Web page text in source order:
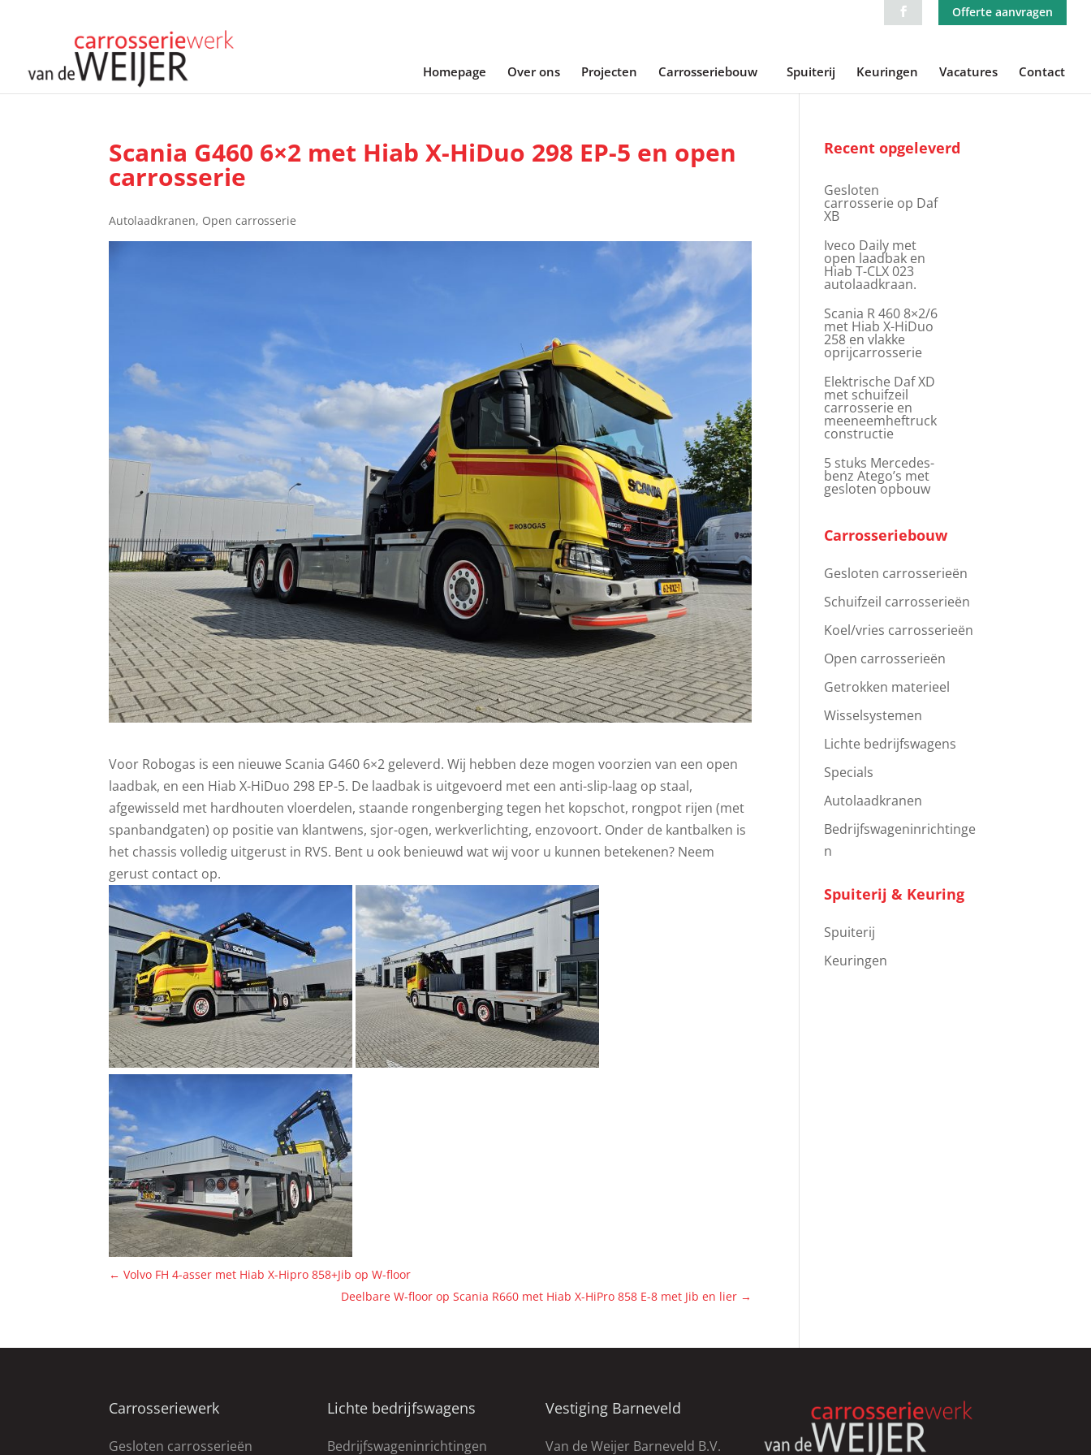
Offerte aanvragen
Homepage Over ons Projecten Carrosseriebouw Spuiterij Keuringen Vacatures Contact
Scania G460 6×2 met Hiab X-HiDuo 298 EP-5 en open
carrosserie
Autolaadkranen, Open carrosserie
Voor Robogas is een nieuwe Scania G460 6×2 geleverd. Wij hebben deze mogen voorzien van een open
laadbak, en een Hiab X-HiDuo 298 EP-5. De laadbak is uitgevoerd met een anti-slip-laag op staal,
afgewisseld met hardhouten vloerdelen, staande rongenberging tegen het kopschot, rongpot rijen (met
spanbandgaten) op positie van klantwens, sjor-ogen, werkverlichting, enzovoort. Onder de kantbalken is
het chassis volledig uitgerust in RVS. Bent u ook benieuwd wat wij voor u kunnen betekenen? Neem
gerust contact op.
← Volvo FH 4-asser met Hiab X-Hipro 858+Jib op W-floor
Deelbare W-floor op Scania R660 met Hiab X-HiPro 858 E-8 met Jib en lier →
Recent opgeleverd
Gesloten
carrosserie op Daf
XB
Iveco Daily met
open laadbak en
Hiab T-CLX 023
autolaadkraan.
Scania R 460 8×2/6
met Hiab X-HiDuo
258 en vlakke
oprijcarrosserie
Elektrische Daf XD
met schuifzeil
carrosserie en
meeneemheftruck
constructie
5 stuks Mercedes-
benz Atego’s met
gesloten opbouw
Carrosseriebouw
Gesloten carrosserieën
Schuifzeil carrosserieën
Koel/vries carrosserieën
Open carrosserieën
Getrokken materieel
Wisselsystemen
Lichte bedrijfswagens
Specials
Autolaadkranen
Bedrijfswageninrichtinge
n
Spuiterij & Keuring
Spuiterij
Keuringen
Carrosseriewerk
Gesloten carrosserieën
Lichte bedrijfswagens
Bedrijfswageninrichtingen
Vestiging Barneveld
Van de Weijer Barneveld B.V.